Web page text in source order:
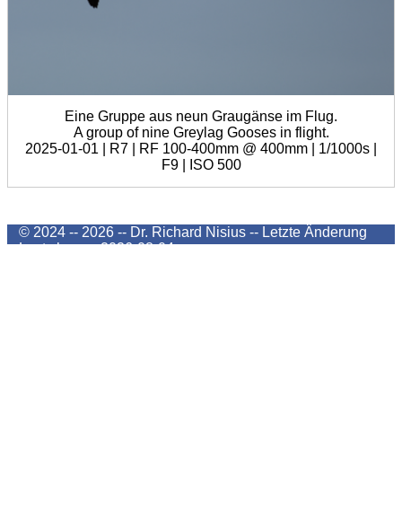
Eine Gruppe aus neun Graugänse im Flug.
A group of nine Greylag Gooses in flight.
2025-01-01 | R7 | RF 100-400mm @ 400mm | 1/1000s |
F9 | ISO 500
© 2024 -- 2026 -- Dr. Richard Nisius -- Letzte Änderung
Last change2026-08-04